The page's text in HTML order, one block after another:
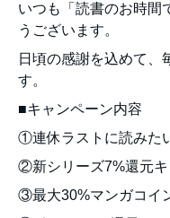
いつも「読書のお時間
うございます。
日頃の感謝を込めて、
す。
■キャンペーン内容
①連休ラストに読みた
②新シリーズ7%還元キ
③最大30%マンガコイ